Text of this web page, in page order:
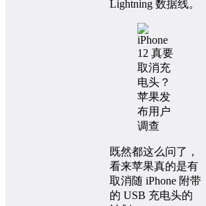
Lightning 数据线。
既然都这么问了，
看来苹果真的是有
取消随 iPhone 附带
的 USB 充电头的